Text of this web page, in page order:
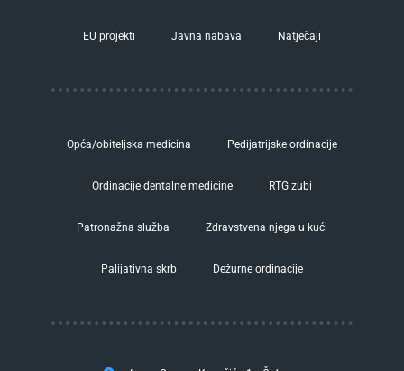
EU projekti Javna nabava Natječaji
Opća/obiteljska medicina Pedijatrijske ordinacije
Ordinacije dentalne medicine RTG zubi
Patronažna služba Zdravstvena njega u kući
Palijativna skrb Dežurne ordinacije